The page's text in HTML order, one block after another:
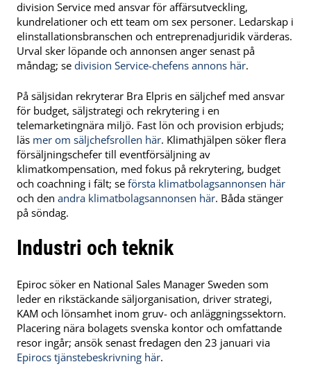
division Service med ansvar för affärsutveckling,
kundrelationer och ett team om sex personer. Ledarskap i
elinstallationsbranschen och entreprenadjuridik värderas.
Urval sker löpande och annonsen anger senast på
måndag; se division Service-chefens annons här.
På säljsidan rekryterar Bra Elpris en säljchef med ansvar
för budget, säljstrategi och rekrytering i en
telemarketingnära miljö. Fast lön och provision erbjuds;
läs mer om säljchefsrollen här. Klimathjälpen söker flera
försäljningschefer till eventförsäljning av
klimatkompensation, med fokus på rekrytering, budget
och coachning i fält; se första klimatbolagsannonsen här
och den andra klimatbolagsannonsen här. Båda stänger
på söndag.
Industri och teknik
Epiroc söker en National Sales Manager Sweden som
leder en rikstäckande säljorganisation, driver strategi,
KAM och lönsamhet inom gruv- och anläggningssektorn.
Placering nära bolagets svenska kontor och omfattande
resor ingår; ansök senast fredagen den 23 januari via
Epirocs tjänstebeskrivning här.